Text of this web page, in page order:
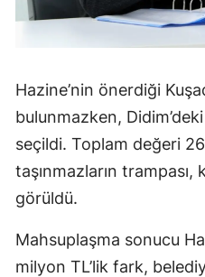
Hazine’nin önerdiği
bulunmazken,
seçildi. Toplam değeri
taşınmazların trampası,
görüldü.
Mahsuplaşma sonucu
milyon TL’lik fark,